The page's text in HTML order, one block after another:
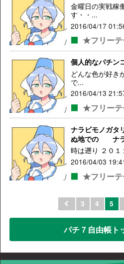
金曜日の実戦稼
す・・...
2016/04/17
★フリーテ
個人的なパチン
どんな色が好き
で...
2016/04/13
★フリーテ
ナラビモノガ
ぬ地での ナラ
時は遡り ２０１
2016/04/03
★フリーテ
3 4 5
パチ７自由帳ト